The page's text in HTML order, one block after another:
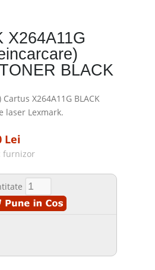
X264A11G
BLACK
X264A11G BLACK
laser Lexmark.
Lei
furnizor